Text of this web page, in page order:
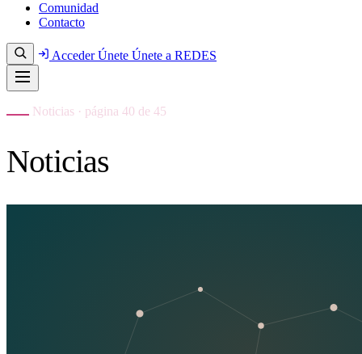
Comunidad
Contacto
AccederÚnete Únete a REDES
Noticias · página 40 de 45
Noticias